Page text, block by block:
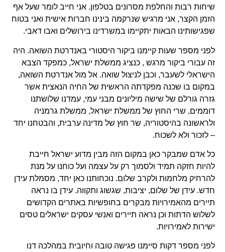
שיחות רבות והחלפת מסרונים בטלפון. אני חייב לומר שעל אף
הזמן הקצר, אני מרגיש שנרקמה בינינו חברות אישית ואני בטוח
שפגישותינו הבאות יתקיימו במשרדינו בירושלים ואבו דאבי.
לפני מספר שעות קיימנו ביקור היסטורי באנדרטת השואה. היה
זה עבורי ביקור מרגש , כנציג ממשלת ישראל, כמפקד הצבא
הישראלי לשעבר, וכבן לניצול שואה. אל מול אנדרטת השואה,
במקום בו שכנה מפקדתה הראשית של החיה הנאצית אשר
גזרה גורלם של שישה מיליונים מבני עמי, עמדנו שלושתנו
דוממים, שרי החוץ של ממשלת ישראל, ממשלת גרמניה
ולראשונה בהיסטוריה, שר חוץ של מדינה ערבית, והבטחנו יחד
– לזכור ולא לשכוח.
כל אדם שמבקר כאן במקום הזה מבין מדוע ישראל חייבת
להיות חזקה תמיד ולסמוך רק על עצמה ועל כוחנו על מנת
להרחיק מלחמות ולקרב שלום. נוכחותנו כאן יחד, מסמלת עידן
חדש. עידן של שלום, יציבות, שגשוג ותקווה. עידן בו נראה
תיירים מהאמירויות מבקרים בחופשיות באתרים הקדושים
לשלוש הדתות וכן נראה תיירים ואנשי עסקים ישראלים טסים
ישירות לאמירויות.
לפני מספר דקות סיימנו פגישה טובה וחיובית במהלכה דנו